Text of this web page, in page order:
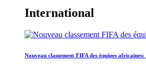
International
Nouveau classement FIFA des équipes